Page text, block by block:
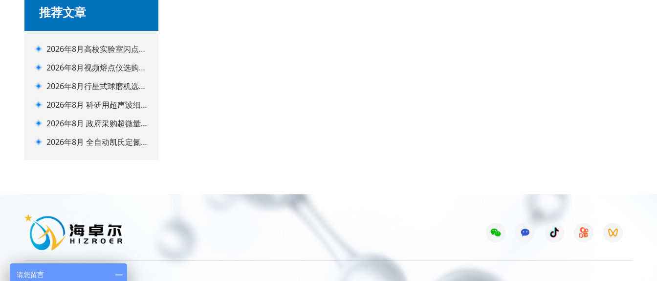
推荐文章
2026年8月高校实验室闪点测
2026年8月视频熔点仪选购攻
2026年8月行星式球磨机选购
2026年8月 科研用超声波细
2026年8月 政府采购超微量
2026年8月 全自动凯氏定氮
请您留言